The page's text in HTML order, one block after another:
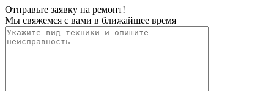
Отправьте заявку на ремонт!
Мы свяжемся с вами в ближайшее время